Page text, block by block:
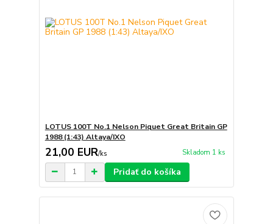
LOTUS 100T No.1 Nelson Piquet Great Britain GP
1988 (1:43) Altaya/IXO
21,00 EUR/ks Skladom 1 ks
Pridať do košíka